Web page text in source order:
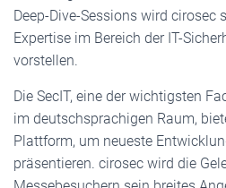
Deep-Dive-Sessions wird cirosec
Expertise im Bereich der IT-
vorstellen.
Die SecIT, eine der wichtigsten
im deutschsprachigen Raum,
Plattform, um neueste
präsentieren. cirosec wird die